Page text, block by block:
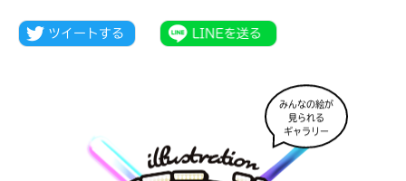
みんなの絵が
見られる
ギャラリー